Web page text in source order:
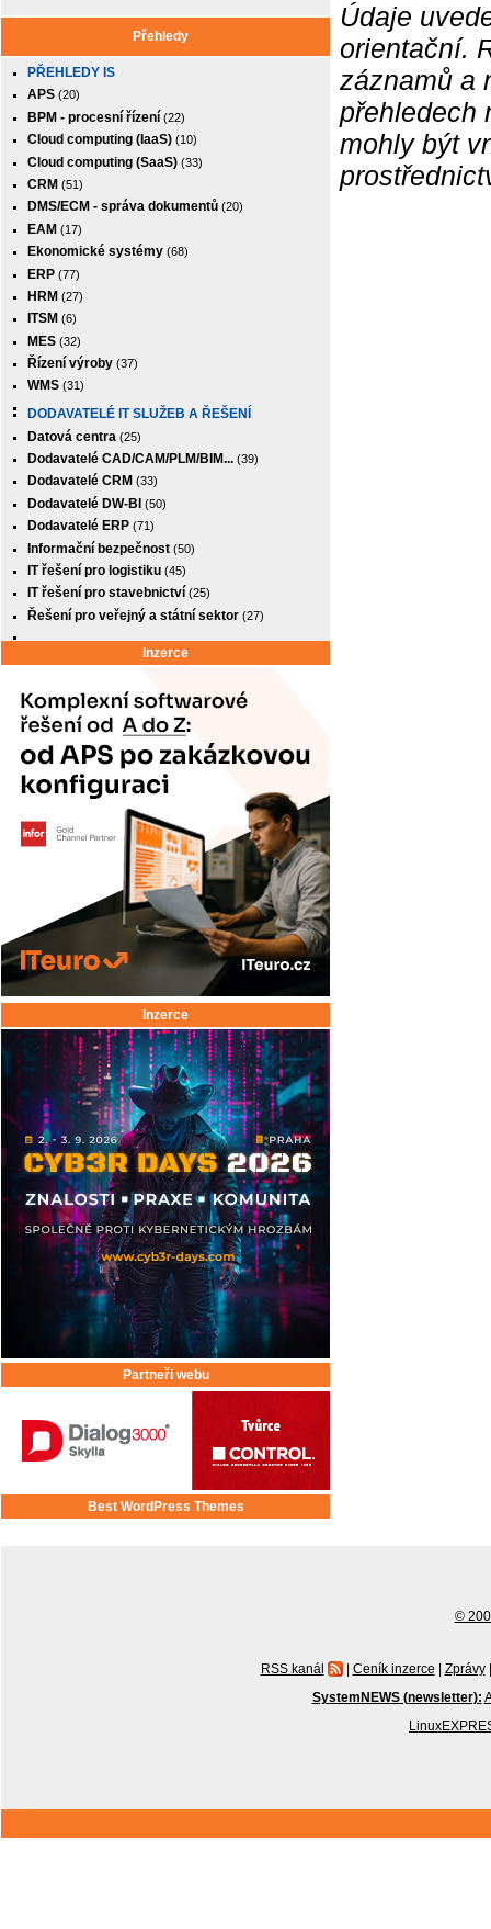
Přehledy
PŘEHLEDY IS
APS (20)
BPM - procesní řízení (22)
Cloud computing (IaaS) (10)
Cloud computing (SaaS) (33)
CRM (51)
DMS/ECM - správa dokumentů (20)
EAM (17)
Ekonomické systémy (68)
ERP (77)
HRM (27)
ITSM (6)
MES (32)
Řízení výroby (37)
WMS (31)
DODAVATELÉ IT SLUŽEB A ŘEŠENÍ
Datová centra (25)
Dodavatelé CAD/CAM/PLM/BIM... (39)
Dodavatelé CRM (33)
Dodavatelé DW-BI (50)
Dodavatelé ERP (71)
Informační bezpečnost (50)
IT řešení pro logistiku (45)
IT řešení pro stavebnictví (25)
Řešení pro veřejný a státní sektor (27)
Inzerce
Inzerce
Partneři webu
Best WordPress Themes
Údaje
orientační.
záznamů a
přehledech
mohly být
©
RSS kanál | Ceník inzerce | Zprávy |
SystemNEWS (newsletter):